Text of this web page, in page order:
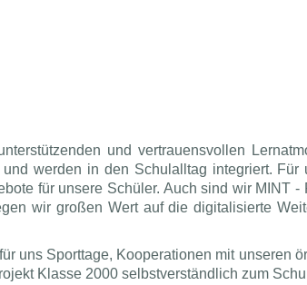
und vertrauensvollen
werden in den Schulalltag integriert.
für unsere Schüler. Auch sind wir
wir großen Wert auf die digitalisierte
uns Sporttage, Kooperationen mit unseren
Klasse 2000 selbstverständlich zum